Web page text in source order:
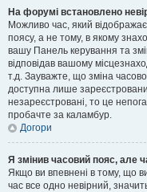
На форумі встановлено
Можливо час, який
поясу, а не тому, в якому
вашу Панель керування та
відповідав вашому
т.д. Зауважте, що зміна
доступна лише
незареєстровані, то це
пробачте за каламбур.
Догори
Я змінив часовий пояс, але
Якщо ви впевнені в тому, що
час все одно невірний,